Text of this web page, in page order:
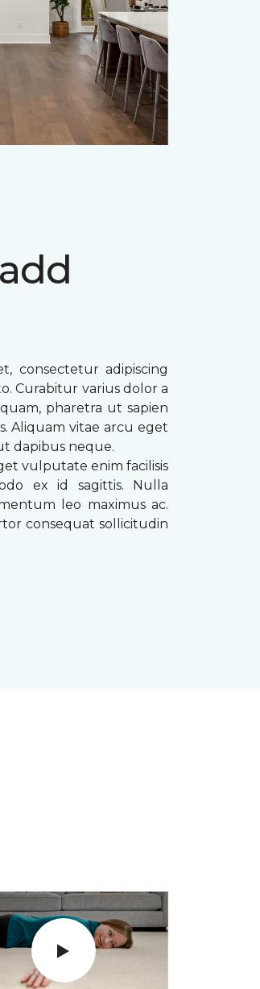
consectetur adipiscing
Curabitur varius dolor a
pharetra ut sapien
Aliquam vitae arcu eget
dapibus neque.
vulputate enim facilisis
ex id sagittis. Nulla
leo maximus ac.
consequat sollicitudin